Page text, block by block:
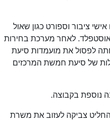
ציבור וספורט כגון שאול
אוסטפלד. לאחר מערכת בחירות
לפסול את מועמדות סיעת
ל-374 קולות השווים בערכם ל-9 מנדטים בהנהלת האיגוד, לעומת 1,174 קולות של סיעת חמשת המרכזים
החליט צביקה לעזוב את משרת